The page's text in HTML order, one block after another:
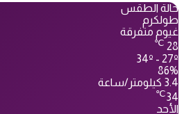
حالة الطقس
طولكرم
غيوم متفرقة
28
℃
34º - 27º
86%
3.4 كيلومتر/ساعة
34
℃
الأحد